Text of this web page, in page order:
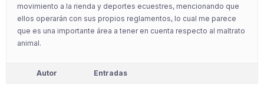
movimiento a la rienda y deportes ecuestres, mencionando que
ellos operarán con sus propios reglamentos, lo cual me parece
que es una importante área a tener en cuenta respecto al maltrato
animal.
Autor Entradas